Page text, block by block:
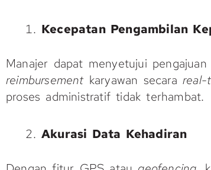
Kecepatan Pengambilan
Manajer dapat menyetujui
reimbursementkaryawan secarareal-
proses administratif tidak terhambat.
Akurasi Data Kehadiran